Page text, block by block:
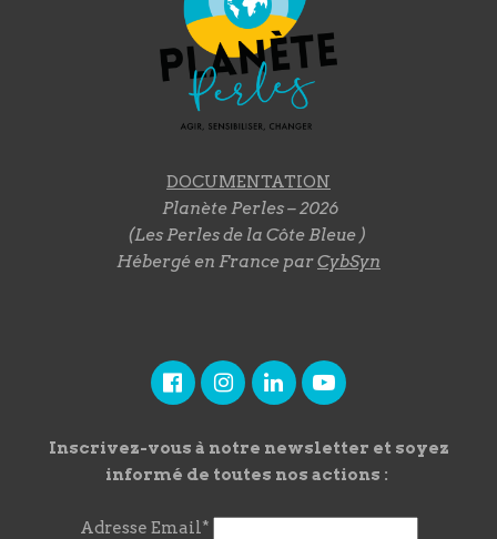
DOCUMENTATION
Planète Perles – 2026
(Les Perles de la Côte Bleue )
Hébergé en France parCybSyn
Inscrivez-vous à notre newsletter et soyez
informé de toutes nos actions :
Adresse Email*